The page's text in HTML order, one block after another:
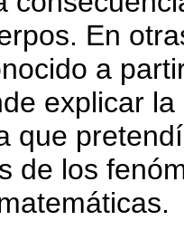
En
a
explicar
que
de los